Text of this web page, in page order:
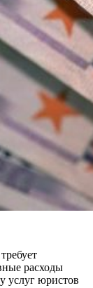
расходы
услуг юристов